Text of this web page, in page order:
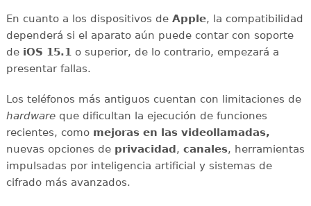
En cuanto a los dispositivos de Apple, la compatibilidad
dependerá si el aparato aún puede contar con soporte
deiOS 15.1o superior, de lo contrario, empezará a
presentar fallas.
Los teléfonos más antiguos cuentan con limitaciones de
hardwareque dificultan la ejecución de funciones
recientes, como mejoras en las videollamadas,
nuevas opciones de privacidad , canales, herramientas
impulsadas por inteligencia artificial y sistemas de
cifrado más avanzados.